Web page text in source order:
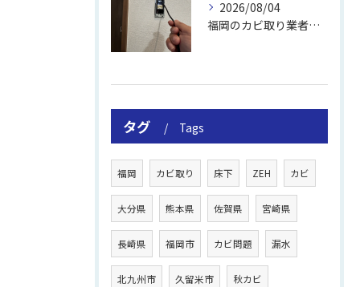
2026/08/04
福岡のカビ取り業者おすすめの選び方と費用
タグ Tags
福岡 カビ取り 床下 ZEH カビ
大分県 熊本県 佐賀県 宮崎県
長崎県 福岡市 カビ問題 漏水
北九州市 久留米市 秋カビ